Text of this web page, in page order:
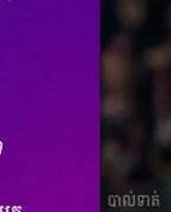
បាល់ទាត់